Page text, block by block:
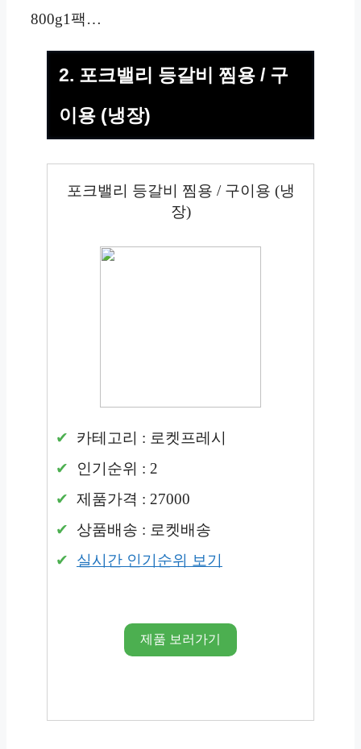
800g1팩…
2. 포크밸리 등갈비 찜용 / 구
이용 (냉장)
포크밸리 등갈비 찜용 / 구이용 (냉
장)
카테고리 : 로켓프레시
인기순위 : 2
제품가격 : 27000
상품배송 : 로켓배송
실시간 인기순위 보기
제품 보러가기